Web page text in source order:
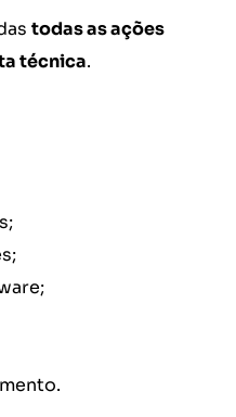
todas as ações
técnica.